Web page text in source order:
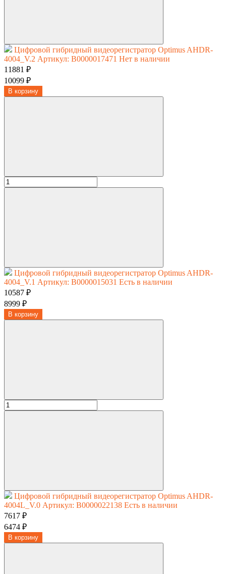
Цифровой гибридный видеорегистратор Optimus AHDR-
4004_V.2 Артикул: В0000017471 Нет в наличии
11881 ₽
10099 ₽
В корзину
Цифровой гибридный видеорегистратор Optimus AHDR-
4004_V.1 Артикул: В0000015031 Есть в наличии
10587 ₽
8999 ₽
В корзину
Цифровой гибридный видеорегистратор Optimus AHDR-
4004L_V.0 Артикул: В0000022138 Есть в наличии
7617 ₽
6474 ₽
В корзину